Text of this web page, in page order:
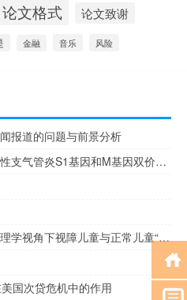
论文格式 论文致谢
金融 音乐 风险
报道的问题与前景分析
37200字硕士毕业论文鸡传染性支气管炎S1基因和M基因双价核酸疫苗的建立及其免疫效果研究
22000字硕士毕业论文认知心理学视角下视障儿童与正常儿童“河内塔问题解决差异”的研究
国次贷危机中的作用